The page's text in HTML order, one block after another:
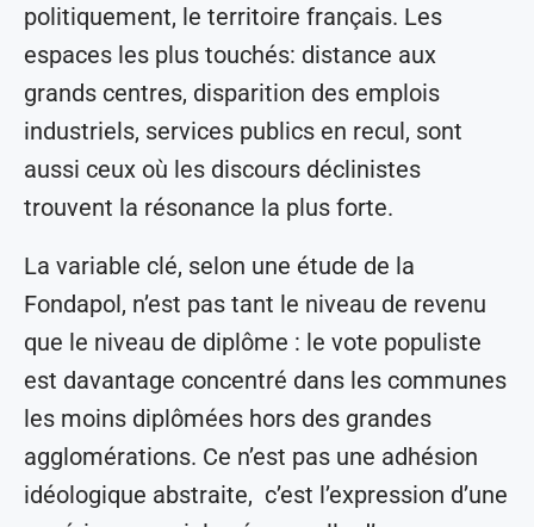
politiquement, le territoire français. Les
espaces les plus touchés: distance aux
grands centres, disparition des emplois
industriels, services publics en recul, sont
aussi ceux où les discours déclinistes
trouvent la résonance la plus forte.
La variable clé, selon une étude de la
Fondapol, n’est pas tant le niveau de revenu
que le niveau de diplôme : le vote populiste
est davantage concentré dans les communes
les moins diplômées hors des grandes
agglomérations. Ce n’est pas une adhésion
idéologique abstraite, c’est l’expression d’une